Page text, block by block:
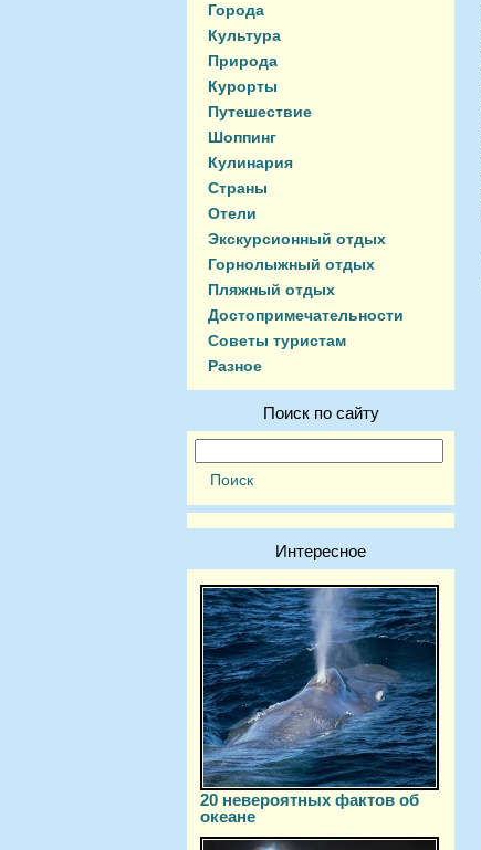
Города
Культура
Природа
Курорты
Путешествие
Шоппинг
Кулинария
Страны
Отели
Экскурсионный отдых
Горнолыжный отдых
Пляжный отдых
Достопримечательности
Советы туристам
Разное
Поиск по сайту
Интересное
20 невероятных фактов об
океане